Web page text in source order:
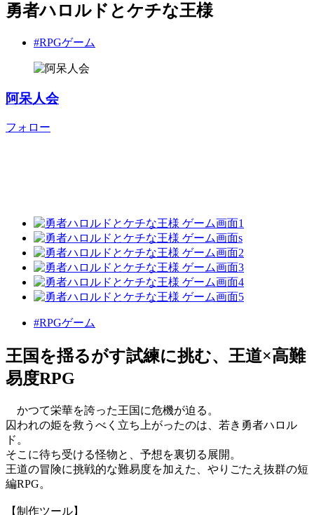
勇者ハロルドとケチな王様
#RPGゲーム
阿呆人会
フォロー
#RPGゲーム
王国を揺るがす試練に挑む、王道×高難
易度RPG
かつて栄華を誇った王国に危機が迫る。
囚われの姫を救うべく立ち上がったのは、若き勇者ハロル
ド。
そこに待ち受ける怪物と、予想を裏切る展開。
王道の冒険に挑戦的な難易度を加えた、やりごたえ抜群の短
編RPG。
【制作ツール】